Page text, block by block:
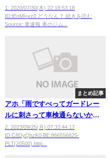
1: 2020/07/30(木) 22:18:53.18
ID:tEnMl+vz0 どうなん？ 続きを読む
Source: 車速報 車のジム...
まとめ記事
アホ「雨ですべってガードレー
ルに刺さって車検通らないから
レッカー拒否されました」
2: 2023/09/25(月) 07:33:44.17
ID:C8DyQhzK0 BE:866556825-
PLT(20500) http...